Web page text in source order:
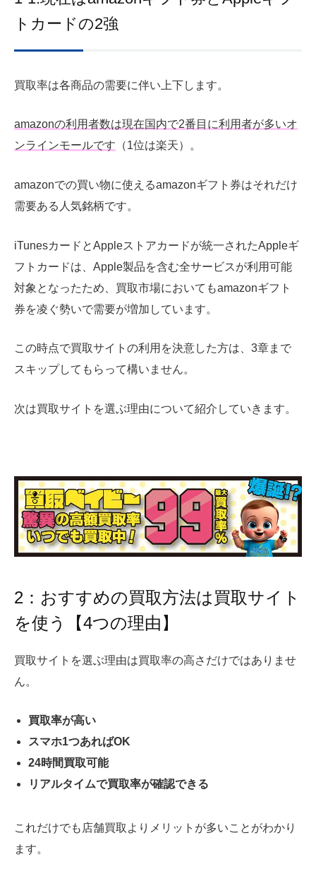
トカードの2強
買取率は各商品の需要に伴い上下します。
amazonの利用者数は現在国内で2番目に利用者が多いオ
ンラインモールです （1位は楽天）。
amazonでの買い物に使えるamazonギフト券はそれだけ
需要ある人気銘柄です。
iTunesカードとAppleストアカードが統一されたAppleギ
フトカードは、Apple製品を含む全サービスが利用可能
対象となったため、買取市場においてもamazonギフト
券を凌ぐ勢いで需要が増加しています。
この時点で買取サイトの利用を決意した方は、3章まで
スキップしてもらって構いません。
次は買取サイトを選ぶ理由について紹介していきます。
2：おすすめの買取方法は買取サイト
を使う【4つの理由】
買取サイトを選ぶ理由は買取率の高さだけではありませ
ん。
買取率が高い
スマホ1つあればOK
24時間買取可能
リアルタイムで買取率が確認できる
これだけでも店舗買取よりメリットが多いことがわかり
ます。